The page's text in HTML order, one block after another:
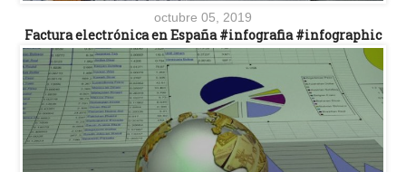
octubre 05, 2019
Factura electrónica en España #infografia #infographic